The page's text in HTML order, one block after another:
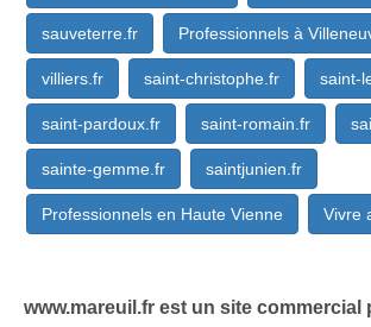
sauveterre.fr Professionnels à
villiers.fr saint-christophe.fr saint-
saint-pardoux.fr saint-romain.fr
sainte-gemme.fr saintjunien.fr
Professionnels en Haute Vienne Vivre
www.mareuil.fr est un site commercial